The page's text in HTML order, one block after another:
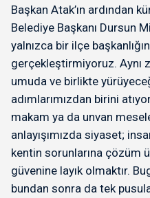
Başkan Atak’ın ardından
Belediye Başkanı Dursun
yalnızca bir ilçe
gerçekleştirmiyoruz. Aynı
umuda ve birlikte
adımlarımızdan birini
makam ya da unvan
anlayışımızda siyaset;
kentin sorunlarına çözüm
güvenine layık olmaktır.
bundan sonra da tek